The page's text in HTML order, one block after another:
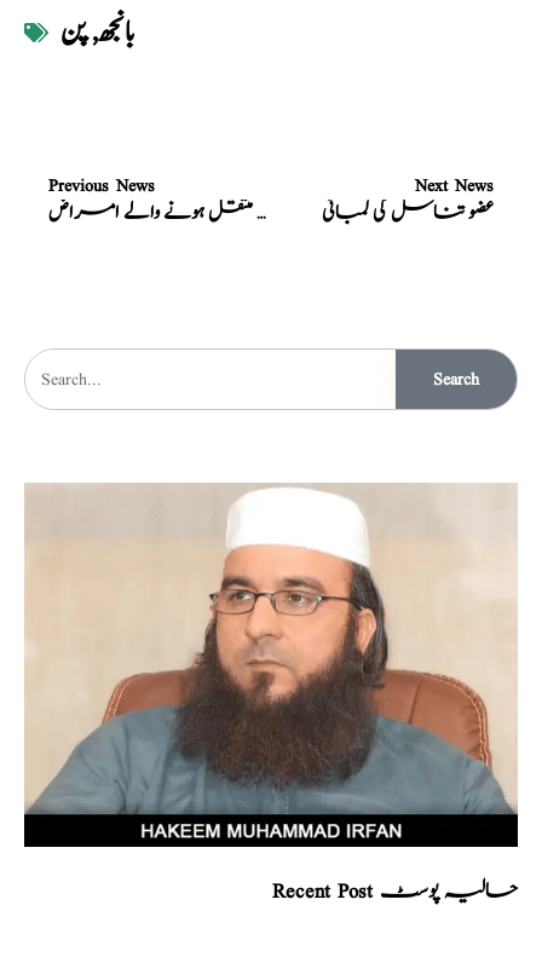
بانجھ,پن
Previous News
جنسی طور پر منتقل ہونے والے امراض
Next News
عضو تناسل کی لمبائی
Search
Recent Post حالیہ پوسٹ